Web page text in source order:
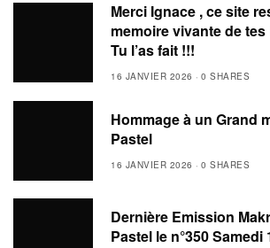
Merci Ignace , ce site
memoire vivante de
Tu l’as fait !!!
16 JANVIER 2026 0 SHARES
Hommage à un Grand
Pastel
16 JANVIER 2026 0 SHARES
Dernière Emission
Pastel le n°350 Samedi